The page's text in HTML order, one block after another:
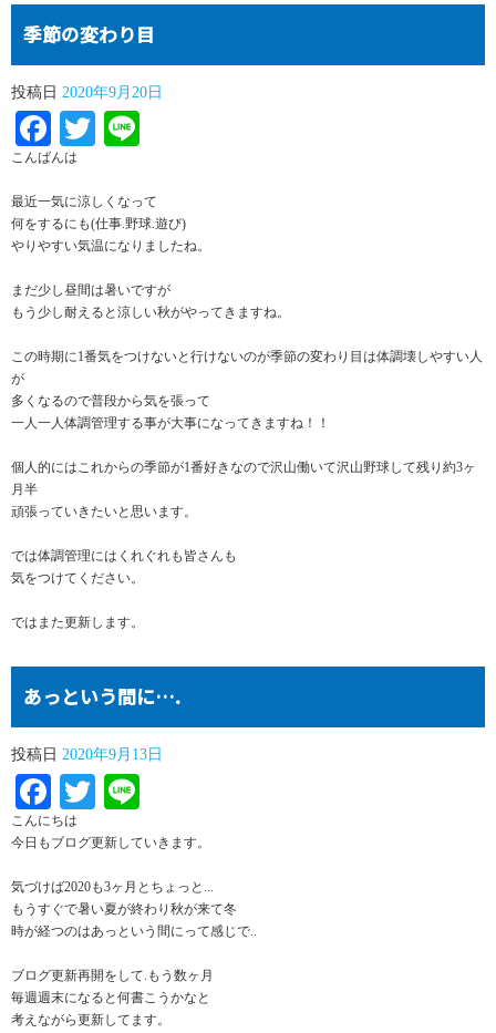
季節の変わり目
投稿日 2020年9月20日
Facebook
Twitter
こんばんは
最近一気に涼しくなって
何をするにも(仕事.野球.遊び)
やりやすい気温になりましたね。
まだ少し昼間は暑いですが
もう少し耐えると涼しい秋がやってきますね。
この時期に1番気をつけないと行けないのが季節の変わり目は体調壊しやすい人
が
多くなるので普段から気を張って
一人一人体調管理する事が大事になってきますね！！
個人的にはこれからの季節が1番好きなので沢山働いて沢山野球して残り約3ヶ
月半
頑張っていきたいと思います。
では体調管理にはくれぐれも皆さんも
気をつけてください。
ではまた更新します。
あっという間に….
投稿日 2020年9月13日
Facebook
Twitter
こんにちは
今日もブログ更新していきます。
気づけば2020も3ヶ月とちょっと...
もうすぐで暑い夏が終わり秋が来て冬
時が経つのはあっという間にって感じで..
ブログ更新再開をして.もう数ヶ月
毎週週末になると何書こうかなと
考えながら更新してます。